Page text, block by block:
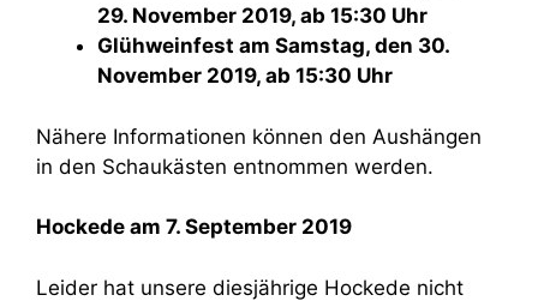
29. November 2019, ab 15:30 Uhr
Glühweinfest am Samstag, den 30.
November 2019, ab 15:30 Uhr
Nähere Informationen können den Aushängen
in den Schaukästen entnommen werden.
Hockede am 7. September 2019
Leider hat unsere diesjährige Hockede nicht